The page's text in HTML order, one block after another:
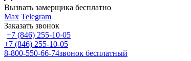
Вызвать замерщика бесплатно
Max Telegram
Заказать звонок
+7 (846) 255-10-05
+7 (846) 255-10-05
8-800-550-66-74звонок бесплатный